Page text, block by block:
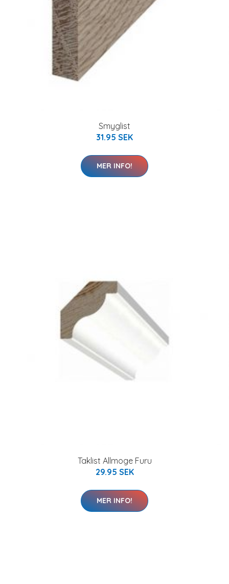
Smyglist
31.95 SEK
MER INFO!
Taklist Allmoge Furu
29.95 SEK
MER INFO!